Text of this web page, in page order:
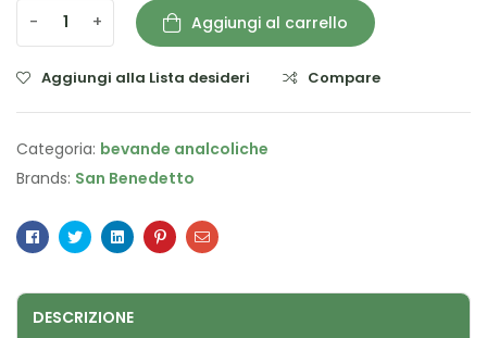
- + Aggiungi al carrello
Aggiungi alla Lista desideri Compare
Categoria: bevande analcoliche
Brands: San Benedetto
Facebook
TwitterLinkedinPinterestEmail
DESCRIZIONE